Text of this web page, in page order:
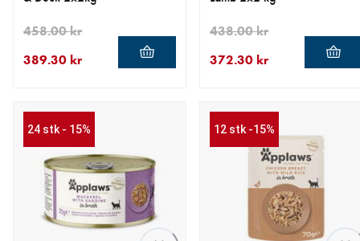
389.30 kr
458.00 kr
372.30 kr
438.00 kr
24 stk - 15% 12 stk -15%